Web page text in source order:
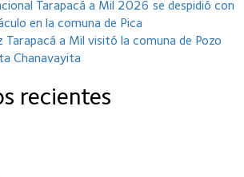
Tarapacá a Mil 2026 se despidió con
en la comuna de Pica
Tarapacá a Mil visitó la comuna de Pozo
Chanavayita
recientes